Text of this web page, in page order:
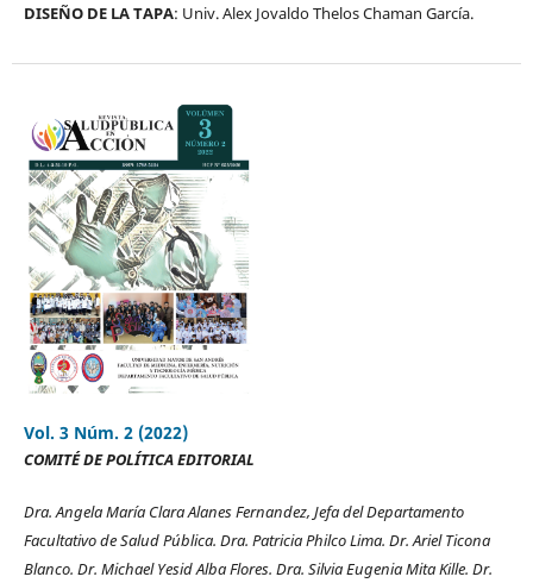
DISEÑO DE LA TAPA: Univ. Alex Jovaldo Thelos Chaman García.
Vol. 3 Núm. 2 (2022)
COMITÉ DE POLÍTICA EDITORIAL
Dra. Angela María Clara Alanes Fernandez, Jefa del Departamento
Facultativo de Salud Pública. Dra. Patricia Philco Lima. Dr. Ariel Ticona
Blanco. Dr. Michael Yesid Alba Flores. Dra. Silvia Eugenia Mita Kille. Dr.